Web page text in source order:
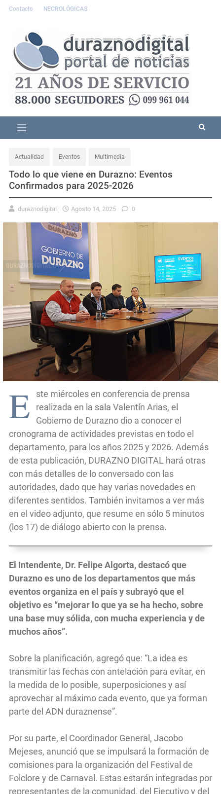
Contacto NECROLÓGICAS
Actualidad Eventos Multimedia
Todo lo que viene en Durazno: Eventos
Confirmados para 2025-2026
duraznodigital Agosto 14, 2025 0
E
ste miércoles en conferencia de prensa
realizada en la sala Valentín Arias, el
Gobierno de Durazno dio a conocer el
cronograma de actividades previstas en todo el
departamento, para los años 2025 y 2026. Además
de esta publicación, DURAZNO DIGITAL hará otras
con más detalles de lo conversado con las
autoridades, dado que hay varias novedades en
diferentes sentidos. También invitamos a ver más
en el video adjunto, que resume en sólo 5 minutos
(los 17) de diálogo abierto con la prensa.
El Intendente, Dr. Felipe Algorta, destacó que
Durazno es uno de los departamentos que más
eventos organiza en el país y subrayó que el
objetivo es “mejorar lo que ya se ha hecho, sobre
una base muy sólida, con mucha experiencia y de
muchos años”.
Sobre la planificación, agregó que: “La idea es
transmitir las fechas con antelación para evitar, en
la medida de lo posible, superposiciones y así
aprovechar al máximo cada evento, que ya forman
parte del ADN duraznense”.
Por su parte, el Coordinador General, Jacobo
Mejeses, anunció que se impulsará la formación de
comisiones para la organización del Festival de
Folclore y de Carnaval. Estas estarán integradas por
representantes de la comunidad, del Ejecutivo y del